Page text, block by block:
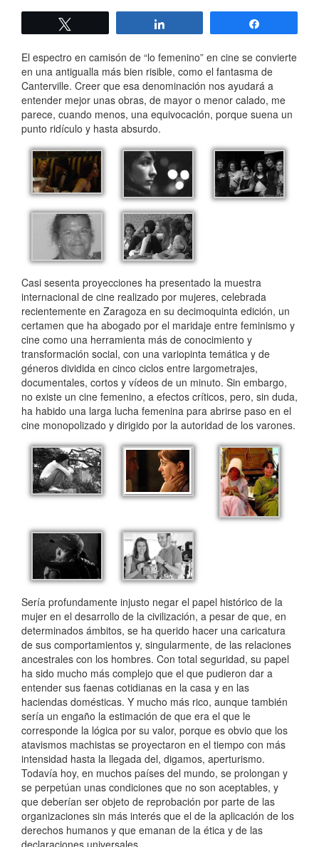
El espectro en camisón de “lo femenino” en cine se convierte
en una antigualla más bien risible, como el fantasma de
Canterville. Creer que esa denominación nos ayudará a
entender mejor unas obras, de mayor o menor calado, me
parece, cuando menos, una equivocación, porque suena un
punto ridículo y hasta absurdo.
Casi sesenta proyecciones ha presentado la muestra
internacional de cine realizado por mujeres, celebrada
recientemente en Zaragoza en su decimoquinta edición, un
certamen que ha abogado por el maridaje entre feminismo y
cine como una herramienta más de conocimiento y
transformación social, con una variopinta temática y de
géneros dividida en cinco ciclos entre largometrajes,
documentales, cortos y vídeos de un minuto. Sin embargo,
no existe un cine femenino, a efectos críticos, pero, sin duda,
ha habido una larga lucha femenina para abrirse paso en el
cine monopolizado y dirigido por la autoridad de los varones.
Sería profundamente injusto negar el papel histórico de la
mujer en el desarrollo de la civilización, a pesar de que, en
determinados ámbitos, se ha querido hacer una caricatura
de sus comportamientos y, singularmente, de las relaciones
ancestrales con los hombres. Con total seguridad, su papel
ha sido mucho más complejo que el que pudieron dar a
entender sus faenas cotidianas en la casa y en las
haciendas domésticas. Y mucho más rico, aunque también
sería un engaño la estimación de que era el que le
corresponde la lógica por su valor, porque es obvio que los
atavismos machistas se proyectaron en el tiempo con más
intensidad hasta la llegada del, digamos, aperturismo.
Todavía hoy, en muchos países del mundo, se prolongan y
se perpetúan unas condiciones que no son aceptables, y
que deberían ser objeto de reprobación por parte de las
organizaciones sin más interés que el de la aplicación de los
derechos humanos y que emanan de la ética y de las
declaraciones universales.